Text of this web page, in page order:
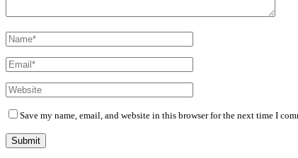
Save my name, email, and website in this browser for the next time I